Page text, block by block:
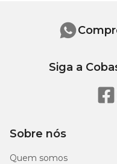
Sobre nós
Quem somos
Siga a